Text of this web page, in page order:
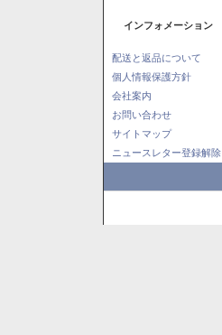
インフォメーション
配送と返品について
個人情報保護方針
会社案内
お問い合わせ
サイトマップ
ニュースレター登録解除